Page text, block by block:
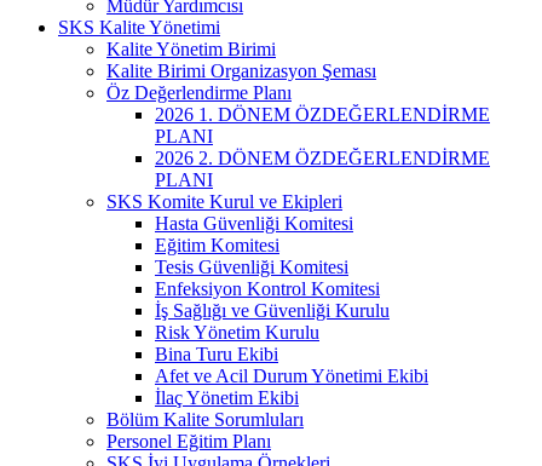
Müdür Yardımcısı
SKS Kalite Yönetimi
Kalite Yönetim Birimi
Kalite Birimi Organizasyon Şeması
Öz Değerlendirme Planı
2026 1. DÖNEM ÖZDEĞERLENDİRME
PLANI
2026 2. DÖNEM ÖZDEĞERLENDİRME
PLANI
SKS Komite Kurul ve Ekipleri
Hasta Güvenliği Komitesi
Eğitim Komitesi
Tesis Güvenliği Komitesi
Enfeksiyon Kontrol Komitesi
İş Sağlığı ve Güvenliği Kurulu
Risk Yönetim Kurulu
Bina Turu Ekibi
Afet ve Acil Durum Yönetimi Ekibi
İlaç Yönetim Ekibi
Bölüm Kalite Sorumluları
Personel Eğitim Planı